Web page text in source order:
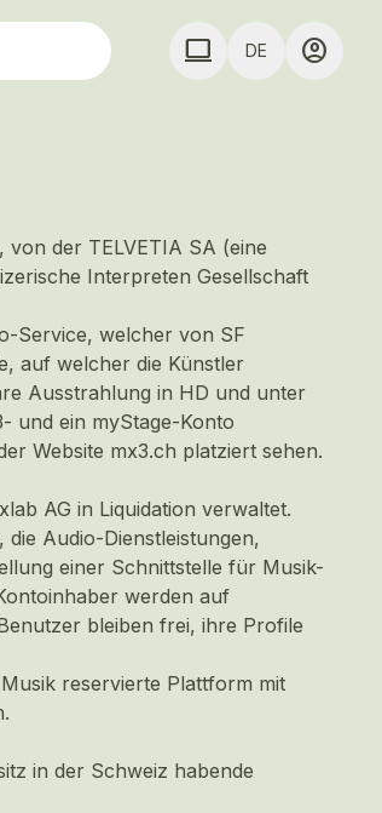
COMPUTER
computer DE account_circle
der TELVETIA SA (eine
Interpreten Gesellschaft
Service, welcher von SF
auf welcher die Künstler
Ausstrahlung in HD und unter
und ein myStage-Konto
Website mx3.ch platziert sehen.
AG in Liquidation verwaltet.
Audio-Dienstleistungen,
einer Schnittstelle für Musik-
werden auf
bleiben frei, ihre Profile
reservierte Plattform mit
in der Schweiz habende